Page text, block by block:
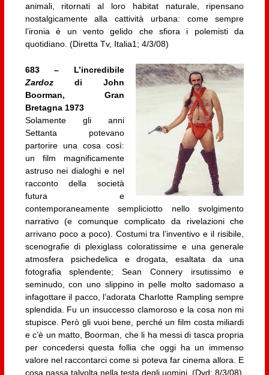
animali, ritornati al loro habitat naturale, ripensano
nostalgicamente alla cattività urbana: come sempre
l’ironia è un vento gelido che sfiora i polemisti da
quotidiano. (Diretta Tv, Italia1; 4/3/08)
683 – L’incredibile
Zardoz di John
Boorman, Gran
Bretagna 1973
Solamente gli anni
Settanta potevano
partorire una cosa così:
un film magnificamente
astruso nei dialoghi e nel
racconto della società
futura e
contemporaneamente sempliciotto nello svolgimento
narrativo (e comunque complicato da rivelazioni che
arrivano poco a poco). Costumi tra l’inventivo e il risibile,
scenografie di plexiglass coloratissime e una generale
atmosfera psichedelica e drogata, esaltata da una
fotografia splendente; Sean Connery irsutissimo e
seminudo, con uno slippino in pelle molto sadomaso a
infagottare il pacco, l’adorata Charlotte Rampling sempre
splendida. Fu un insuccesso clamoroso e la cosa non mi
stupisce. Però gli vuoi bene, perché un film costa miliardi
e c’è un matto, Boorman, che li ha messi di tasca propria
per concedersi questa follia che oggi ha un immenso
valore nel raccontarci come si poteva far cinema allora. E
cosa passa talvolta nella testa degli uomini. (Dvd; 8/3/08)